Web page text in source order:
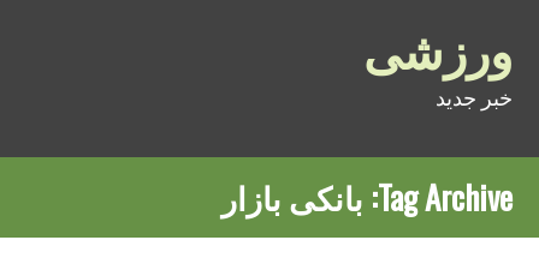
ورزشی
خبر جدید
Tag Archive: بانکی بازار